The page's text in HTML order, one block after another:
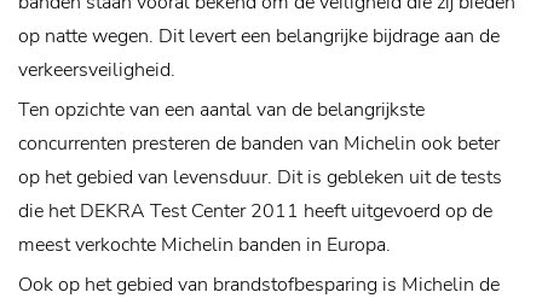
op natte wegen. Dit levert een belangrijke bijdrage aan de
verkeersveiligheid.
Ten opzichte van een aantal van de belangrijkste
concurrenten presteren de banden van Michelin ook beter
op het gebied van levensduur. Dit is gebleken uit de tests
die het DEKRA Test Center 2011 heeft uitgevoerd op de
meest verkochte Michelin banden in Europa.
Ook op het gebied van brandstofbesparing is Michelin de